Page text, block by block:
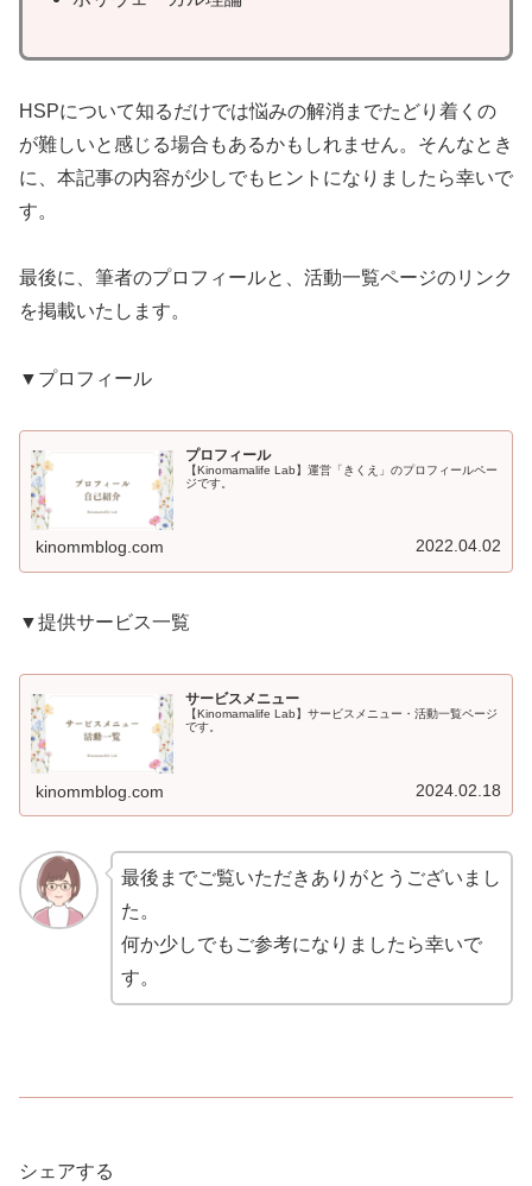
HSPについて知るだけでは悩みの解消までたどり着くの
が難しいと感じる場合もあるかもしれません。そんなとき
に、本記事の内容が少しでもヒントになりましたら幸いで
す。
最後に、筆者のプロフィールと、活動一覧ページのリンク
を掲載いたします。
▼プロフィール
プロフィール
【Kinomamalife Lab】運営「きくえ」のプロフィールペー
ジです。
kinommblog.com 2022.04.02
▼提供サービス一覧
サービスメニュー
【Kinomamalife Lab】サービスメニュー・活動一覧ページ
です。
kinommblog.com 2024.02.18
最後までご覧いただきありがとうございまし
た。
何か少しでもご参考になりましたら幸いで
す。
シェアする